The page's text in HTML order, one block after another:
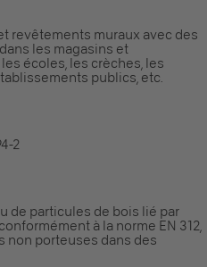
revêtements muraux avec des
les magasins et
écoles, les crèches, les
publics, etc.
2
de particules de bois lié par
à la norme EN 312,
non porteuses dans des